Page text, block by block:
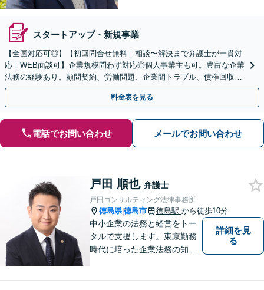
スタートアップ・新規事業
【全国対応可◎】【初回問合せ無料｜相談〜解決まで弁護士が一貫対
応｜WEB面談可】企業規模問わず対応◎個人事業主も可。豊富な企業
法務の経験あり。顧問契約、労働問題、企業間トラブル、債権回収、
契約書のリーガルチェック等、サポートします。
料金表を見る
電話でお問い合わせ メールでお問い合わせ
戸田 順也 弁護士
戸田コンサルティング法律事務所
徳島県|徳島市 徳島駅 から徒歩10分
中小企業の法務と経営をトー
タルで支援します。東京勤務
時代に培った企業法務の知見
詳細を見
る